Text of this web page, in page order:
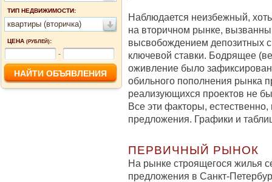
ТИП НЕДВИЖИМОСТИ:
квартиры (вторичка)
ЦЕНА (РУБЛЕЙ):
-
Наблюдается неизбежный,
на вторичном рынке,
высвобождением депозитных
ключевой ставки. Бодрящее
оживление было
обильного пополнения рынка
реализующихся проектов не
Все эти факторы,
предложения. Графики и
ПЕРВИЧНЫЙ РЫНОК
На рынке строящегося жилья
предложения в Санкт-